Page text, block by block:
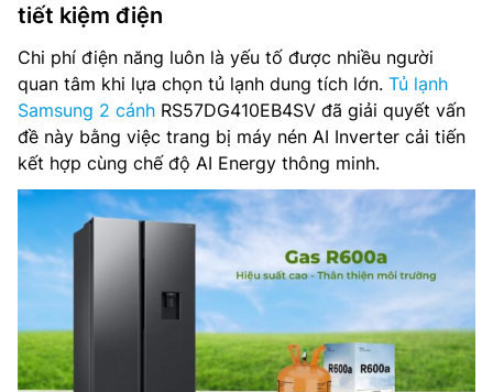
tiết kiệm điện
Chi phí điện năng luôn là yếu tố được nhiều người
quan tâm khi lựa chọn tủ lạnh dung tích lớn. Tủ lạnh
Samsung 2 cánh RS57DG410EB4SV đã giải quyết vấn
đề này bằng việc trang bị máy nén AI Inverter cải tiến
kết hợp cùng chế độ AI Energy thông minh.